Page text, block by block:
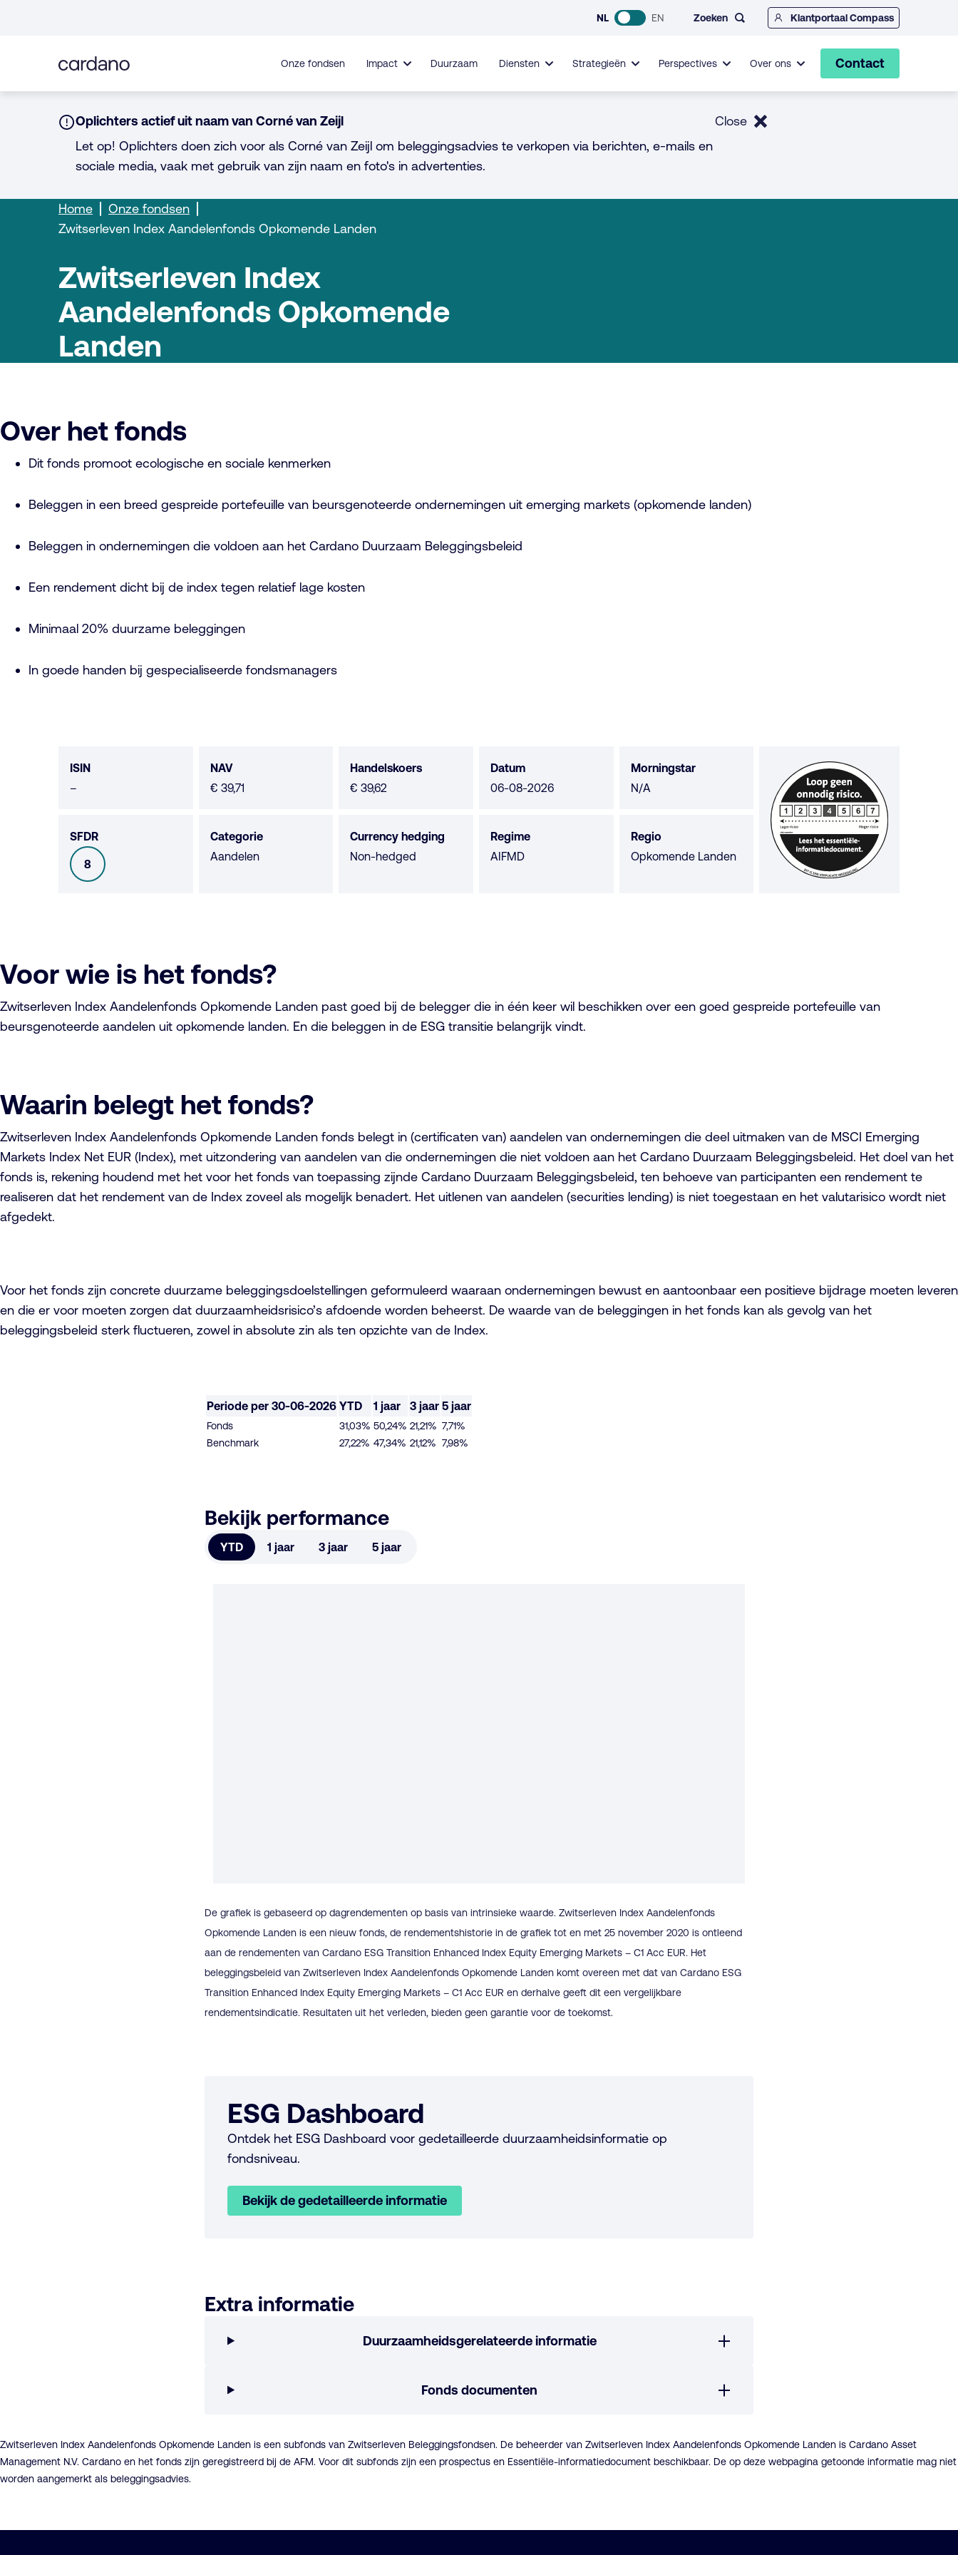
inhoud
NL EN Zoeken Klantportaal Compass
Onze fondsen Impact Duurzaam Diensten Strategieën Perspectives Over ons Contact
Notice:
Oplichters actief uit naam van Corné van Zeijl
Let op! Oplichters doen zich voor als Corné van Zeijl om beleggingsadvies te verkopen via berichten, e-mails en
sociale media, vaak met gebruik van zijn naam en foto's in advertenties.
Close
Home
Onze fondsen
Zwitserleven Index Aandelenfonds Opkomende Landen
Zwitserleven Index
Aandelenfonds Opkomende
Landen
Over het fonds
Dit fonds promoot ecologische en sociale kenmerken
Beleggen in een breed gespreide portefeuille van beursgenoteerde ondernemingen uit emerging markets (opkomende landen)
Beleggen in ondernemingen die voldoen aan het Cardano Duurzaam Beleggingsbeleid
Een rendement dicht bij de index tegen relatief lage kosten
Minimaal 20% duurzame beleggingen
In goede handen bij gespecialiseerde fondsmanagers
data
ISIN
Geen
–
NAV
€ 39,71
Handelskoers
€ 39,62
Datum
06-08-2026
Morningstar
Morningstar
N/A
SFDR
SFDR
8
Categorie
Aandelen
Currency hedging
Non-hedged
Regime
AIFMD
Regio
Opkomende Landen
Voor wie is het fonds?
Zwitserleven Index Aandelenfonds Opkomende Landen past goed bij de belegger die in één keer wil beschikken over een goed gespreide portefeuille van
beursgenoteerde aandelen uit opkomende landen. En die beleggen in de ESG transitie belangrijk vindt.
Waarin belegt het fonds?
Zwitserleven Index Aandelenfonds Opkomende Landen fonds belegt in (certificaten van) aandelen van ondernemingen die deel uitmaken van de MSCI Emerging
Markets Index Net EUR (Index), met uitzondering van aandelen van die ondernemingen die niet voldoen aan het Cardano Duurzaam Beleggingsbeleid. Het doel van het
fonds is, rekening houdend met het voor het fonds van toepassing zijnde Cardano Duurzaam Beleggingsbeleid, ten behoeve van participanten een rendement te
realiseren dat het rendement van de Index zoveel als mogelijk benadert. Het uitlenen van aandelen (securities lending) is niet toegestaan en het valutarisico wordt niet
afgedekt.
Voor het fonds zijn concrete duurzame beleggingsdoelstellingen geformuleerd waaraan ondernemingen bewust en aantoonbaar een positieve bijdrage moeten leveren
en die er voor moeten zorgen dat duurzaamheidsrisico’s afdoende worden beheerst. De waarde van de beleggingen in het fonds kan als gevolg van het
beleggingsbeleid sterk fluctueren, zowel in absolute zin als ten opzichte van de Index.
Periode per 30-06-2026 YTD 1 jaar 3 jaar 5 jaar
Fonds 31,03% 50,24% 21,21% 7,71%
Benchmark
27,22% 47,34% 21,12% 7,98%
Bekijk performance
YTD 1 jaar 3 jaar 5 jaar
De grafiek is gebaseerd op dagrendementen op basis van intrinsieke waarde. Zwitserleven Index Aandelenfonds
Opkomende Landen is een nieuw fonds, de rendementshistorie in de grafiek tot en met 25 november 2020 is ontleend
aan de rendementen van Cardano ESG Transition Enhanced Index Equity Emerging Markets – C1 Acc EUR. Het
beleggingsbeleid van Zwitserleven Index Aandelenfonds Opkomende Landen komt overeen met dat van Cardano ESG
Transition Enhanced Index Equity Emerging Markets – C1 Acc EUR en derhalve geeft dit een vergelijkbare
rendementsindicatie. Resultaten uit het verleden, bieden geen garantie voor de toekomst.
ESG Dashboard
Ontdek het ESG Dashboard voor gedetailleerde duurzaamheidsinformatie op
fondsniveau.
Bekijk de gedetailleerde informatie
Extra informatie
Duurzaamheidsgerelateerde informatie
Fonds documenten
Zwitserleven Index Aandelenfonds Opkomende Landen is een subfonds van Zwitserleven Beleggingsfondsen. De beheerder van Zwitserleven Index Aandelenfonds Opkomende Landen is Cardano Asset
Management N.V. Cardano en het fonds zijn geregistreerd bij de AFM. Voor dit subfonds zijn een prospectus en Essentiële-informatiedocument beschikbaar. De op deze webpagina getoonde informatie mag niet
worden aangemerkt als beleggingsadvies.